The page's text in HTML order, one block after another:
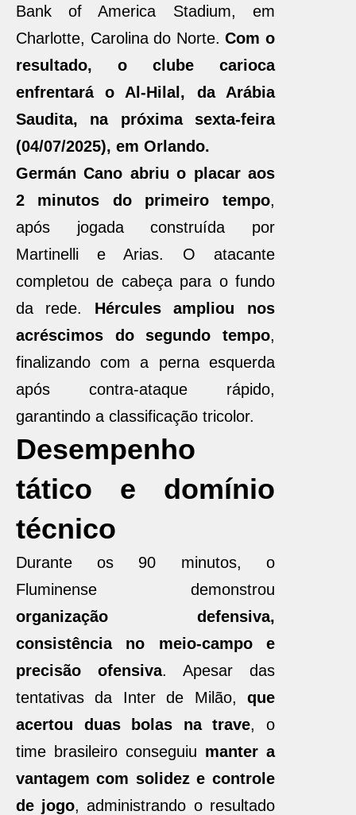
Bank of America Stadium, em
Charlotte, Carolina do Norte.Com o
resultado, o clube carioca
enfrentará o Al-Hilal, da Arábia
Saudita, na próxima sexta-feira
(04/07/2025), em Orlando.
Germán Cano abriu o placar aos
2 minutos do primeiro tempo,
após jogada construída por
Martinelli e Arias. O atacante
completou de cabeça para o fundo
da rede. Hércules ampliou nos
acréscimos do segundo tempo,
finalizando com a perna esquerda
após contra-ataque rápido,
garantindo a classificação tricolor.
Desempenho
tático e domínio
técnico
Durante os 90 minutos, o
Fluminense demonstrou
organização defensiva,
consistência no meio-campo e
precisão ofensiva. Apesar das
tentativas da Inter de Milão, que
acertou duas bolas na trave, o
time brasileiro conseguiu manter a
vantagem com solidez e controle
de jogo, administrando o resultado